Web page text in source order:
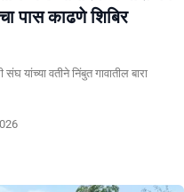
पास काढणे शिबिर
यांच्या वतीने निंबुत गावातील बारा